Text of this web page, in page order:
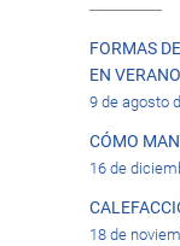
FORMAS
EN VERANO
9 de agosto
CÓMO
16 de
18 de